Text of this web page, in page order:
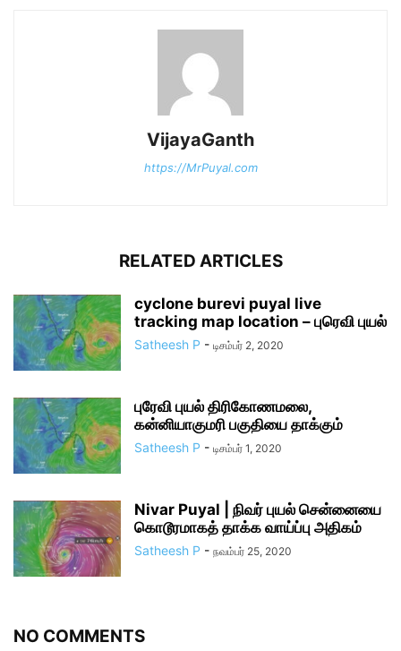
VijayaGanth
https://MrPuyal.com
RELATED ARTICLES
cyclone burevi puyal live
tracking map location – புரெவி புயல்
Satheesh P - டிசம்பர் 2, 2020
புரேவி புயல் திரிகோணமலை,
கன்னியாகுமரி பகுதியை தாக்கும்
Satheesh P - டிசம்பர் 1, 2020
Nivar Puyal | நிவர் புயல் சென்னையை
கொடூரமாகத் தாக்க வாய்ப்பு அதிகம்
Satheesh P - நவம்பர் 25, 2020
NO COMMENTS